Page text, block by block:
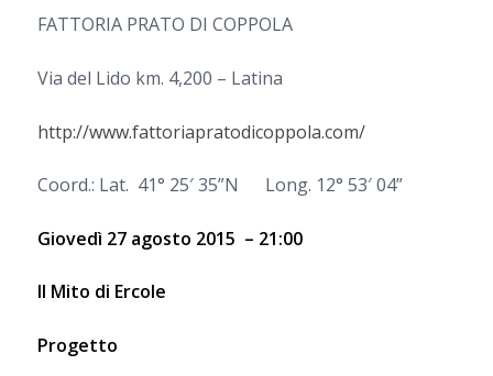
FATTORIA PRATO DI COPPOLA
Via del Lido km. 4,200 – Latina
http://www.fattoriapratodicoppola.com/
Coord.: Lat. 41° 25′ 35”N Long. 12° 53′ 04”
Giovedì 27 agosto 2015 – 21:00
Il Mito di Ercole
Progetto